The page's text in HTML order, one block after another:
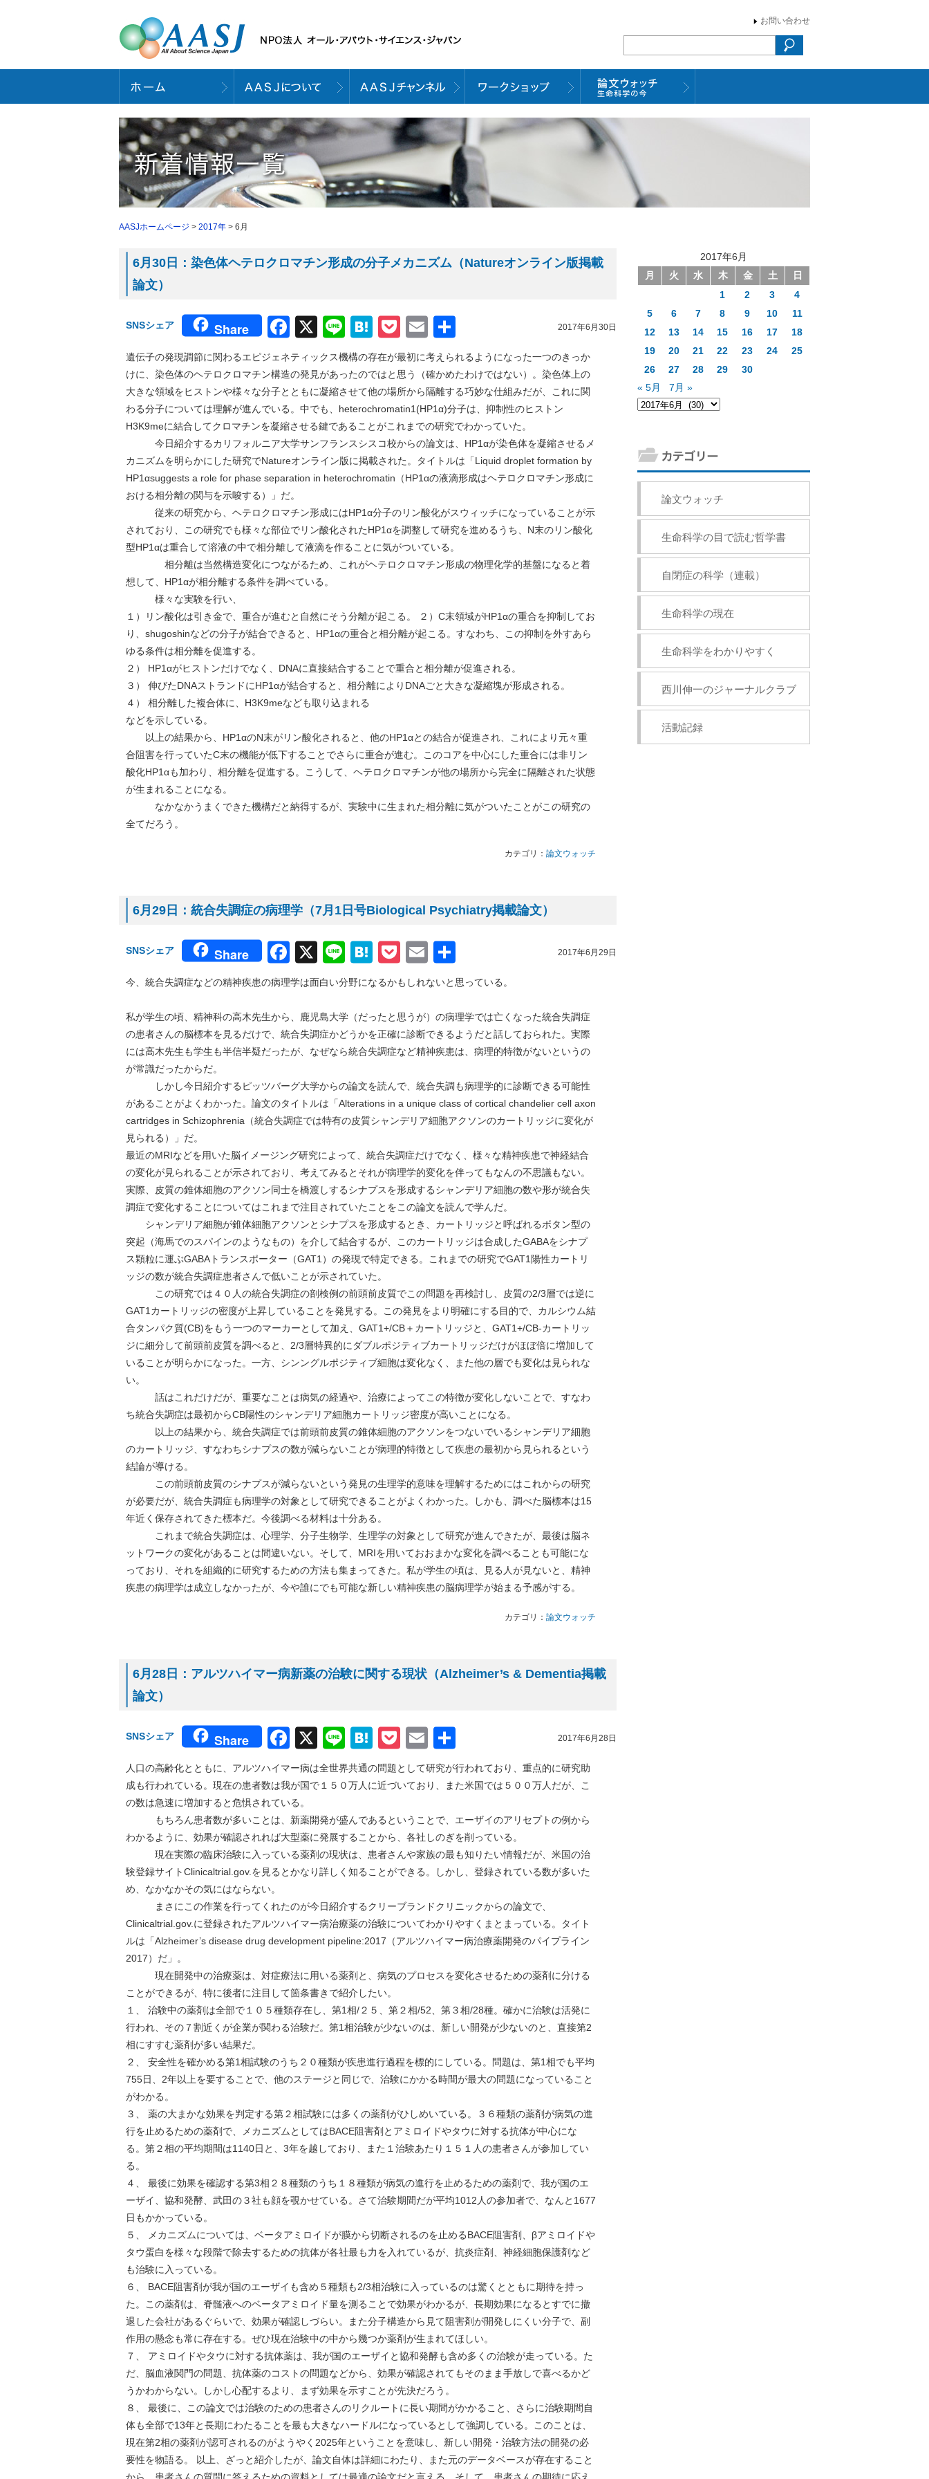
お問い合わせ
AASJホームページ > 2017年 > 6月
6月30日：染色体ヘテロクロマチン形成の分子メカニズム（Natureオンライン版掲載
論文）
2017年6月30日
SNSシェア Share Facebook
X LineHatena
Pocket
Email
有
遺伝子の発現調節に関わるエピジェネティックス機構の存在が最初に考えられるようになった一つのきっか
けに、染色体のヘテロクロマチン構造の発見があったのではと思う（確かめたわけではない）。染色体上の
大きな領域をヒストンや様々な分子とともに凝縮させて他の場所から隔離する巧妙な仕組みだが、これに関
わる分子については理解が進んでいる。中でも、heterochromatin1(HP1α)分子は、抑制性のヒストン
H3K9meに結合してクロマチンを凝縮させる鍵であることがこれまでの研究でわかっていた。
今日紹介するカリフォルニア大学サンフランスシスコ校からの論文は、HP1αが染色体を凝縮させるメ
カニズムを明らかにした研究でNatureオンライン版に掲載された。タイトルは「Liquid droplet formation by
HP1αsuggests a role for phase separation in heterochromatin（HP1αの液滴形成はヘテロクロマチン形成に
おける相分離の関与を示唆する）」だ。
従来の研究から、ヘテロクロマチン形成にはHP1α分子のリン酸化がスウィッチになっていることが示
されており、この研究でも様々な部位でリン酸化されたHP1αを調整して研究を進めるうち、N末のリン酸化
型HP1αは重合して溶液の中で相分離して液滴を作ることに気がついている。
相分離は当然構造変化につながるため、これがヘテロクロマチン形成の物理化学的基盤になると着
想して、HP1αが相分離する条件を調べている。
様々な実験を行い、
１）リン酸化は引き金で、重合が進むと自然にそう分離が起こる。 ２）C末領域がHP1αの重合を抑制してお
り、shugoshinなどの分子が結合できると、HP1αの重合と相分離が起こる。すなわち、この抑制を外すあら
ゆる条件は相分離を促進する。
２） HP1αがヒストンだけでなく、DNAに直接結合することで重合と相分離が促進される。
３） 伸びたDNAストランドにHP1αが結合すると、相分離によりDNAごと大きな凝縮塊が形成される。
４） 相分離した複合体に、H3K9meなども取り込まれる
などを示している。
以上の結果から、HP1αのN末がリン酸化されると、他のHP1αとの結合が促進され、これにより元々重
合阻害を行っていたC末の機能が低下することでさらに重合が進む。このコアを中心にした重合には非リン
酸化HP1αも加わり、相分離を促進する。こうして、ヘテロクロマチンが他の場所から完全に隔離された状態
が生まれることになる。
なかなかうまくできた機構だと納得するが、実験中に生まれた相分離に気がついたことがこの研究の
全てだろう。
カテゴリ： 論文ウォッチ
6月29日：統合失調症の病理学（7月1日号Biological Psychiatry掲載論文）
2017年6月29日
SNSシェア Share Facebook
X LineHatena
Pocket
Email
有
今、統合失調症などの精神疾患の病理学は面白い分野になるかもしれないと思っている。
私が学生の頃、精神科の高木先生から、鹿児島大学（だったと思うが）の病理学では亡くなった統合失調症
の患者さんの脳標本を見るだけで、統合失調症かどうかを正確に診断できるようだと話しておられた。実際
には高木先生も学生も半信半疑だったが、なぜなら統合失調症など精神疾患は、病理的特徴がないというの
が常識だったからだ。
しかし今日紹介するピッツバーグ大学からの論文を読んで、統合失調も病理学的に診断できる可能性
があることがよくわかった。論文のタイトルは「Alterations in a unique class of cortical chandelier cell axon
cartridges in Schizophrenia（統合失調症では特有の皮質シャンデリア細胞アクソンのカートリッジに変化が
見られる）」だ。
最近のMRIなどを用いた脳イメージング研究によって、統合失調症だけでなく、様々な精神疾患で神経結合
の変化が見られることが示されており、考えてみるとそれが病理学的変化を伴ってもなんの不思議もない。
実際、皮質の錐体細胞のアクソン同士を橋渡しするシナプスを形成するシャンデリア細胞の数や形が統合失
調症で変化することについてはこれまで注目されていたことをこの論文を読んで学んだ。
シャンデリア細胞が錐体細胞アクソンとシナプスを形成するとき、カートリッジと呼ばれるボタン型の
突起（海馬でのスパインのようなもの）を介して結合するが、このカートリッジは合成したGABAをシナプ
ス顆粒に運ぶGABAトランスポーター（GAT1）の発現で特定できる。これまでの研究でGAT1陽性カートリ
ッジの数が統合失調症患者さんで低いことが示されていた。
この研究では４０人の統合失調症の剖検例の前頭前皮質でこの問題を再検討し、皮質の2/3層では逆に
GAT1カートリッジの密度が上昇していることを発見する。この発見をより明確にする目的で、カルシウム結
合タンパク質(CB)をもう一つのマーカーとして加え、GAT1+/CB＋カートリッジと、GAT1+/CB-カートリッ
ジに細分して前頭前皮質を調べると、2/3層特異的にダブルポジティブカートリッジだけがほぼ倍に増加して
いることが明らかになった。一方、シンングルポジティブ細胞は変化なく、また他の層でも変化は見られな
い。
話はこれだけだが、重要なことは病気の経過や、治療によってこの特徴が変化しないことで、すなわ
ち統合失調症は最初からCB陽性のシャンデリア細胞カートリッジ密度が高いことになる。
以上の結果から、統合失調症では前頭前皮質の錐体細胞のアクソンをつないでいるシャンデリア細胞
のカートリッジ、すなわちシナプスの数が減らないことが病理的特徴として疾患の最初から見られるという
結論が導ける。
この前頭前皮質のシナプスが減らないという発見の生理学的意味を理解するためにはこれからの研究
が必要だが、統合失調症も病理学の対象として研究できることがよくわかった。しかも、調べた脳標本は15
年近く保存されてきた標本だ。今後調べる材料は十分ある。
これまで統合失調症は、心理学、分子生物学、生理学の対象として研究が進んできたが、最後は脳ネ
ットワークの変化があることは間違いない。そして、MRIを用いておおまかな変化を調べることも可能にな
っており、それを組織的に研究するための方法も集まってきた。私が学生の頃は、見る人が見ないと、精神
疾患の病理学は成立しなかったが、今や誰にでも可能な新しい精神疾患の脳病理学が始まる予感がする。
カテゴリ： 論文ウォッチ
6月28日：アルツハイマー病新薬の治験に関する現状（Alzheimer’s & Dementia掲載
論文）
2017年6月28日
SNSシェア Share Facebook
X LineHatena
Pocket
Email
有
人口の高齢化とともに、アルツハイマー病は全世界共通の問題として研究が行われており、重点的に研究助
成も行われている。現在の患者数は我が国で１５０万人に近づいており、また米国では５００万人だが、こ
の数は急速に増加すると危惧されている。
もちろん患者数が多いことは、新薬開発が盛んであるということで、エーザイのアリセプトの例から
わかるように、効果が確認されれば大型薬に発展することから、各社しのぎを削っている。
現在実際の臨床治験に入っている薬剤の現状は、患者さんや家族の最も知りたい情報だが、米国の治
験登録サイトClinicaltrial.gov.を見るとかなり詳しく知ることができる。しかし、登録されている数が多いた
め、なかなかその気にはならない。
まさにこの作業を行ってくれたのが今日紹介するクリーブランドクリニックからの論文で、
Clinicaltrial.gov.に登録されたアルツハイマー病治療薬の治験についてわかりやすくまとまっている。タイト
ルは「Alzheimer’s disease drug development pipeline:2017（アルツハイマー病治療薬開発のパイプライン
2017）だ」。
現在開発中の治療薬は、対症療法に用いる薬剤と、病気のプロセスを変化させるための薬剤に分ける
ことができるが、特に後者に注目して箇条書きで紹介したい。
１、 治験中の薬剤は全部で１０５種類存在し、第1相/２５、第２相/52、第３相/28種。確かに治験は活発に
行われ、その７割近くが企業が関わる治験だ。第1相治験が少ないのは、新しい開発が少ないのと、直接第2
相にすすむ薬剤が多い結果だ。
２、 安全性を確かめる第1相試験のうち２０種類が疾患進行過程を標的にしている。問題は、第1相でも平均
755日、2年以上を要することで、他のステージと同じで、治験にかかる時間が最大の問題になっていること
がわかる。
３、 薬の大まかな効果を判定する第２相試験には多くの薬剤がひしめいている。３６種類の薬剤が病気の進
行を止めるための薬剤で、メカニズムとしてはBACE阻害剤とアミロイドやタウに対する抗体が中心にな
る。第２相の平均期間は1140日と、3年を越しており、また１治験あたり１５１人の患者さんが参加してい
る。
４、 最後に効果を確認する第3相２８種類のうち１８種類が病気の進行を止めるための薬剤で、我が国のエ
ーザイ、協和発酵、武田の３社も顔を覗かせている。さて治験期間だが平均1012人の参加者で、なんと1677
日もかかっている。
５、 メカニズムについては、ベータアミロイドが膜から切断されるのを止めるBACE阻害剤、βアミロイドや
タウ蛋白を様々な段階で除去するための抗体が各社最も力を入れているが、抗炎症剤、神経細胞保護剤など
も治験に入っている。
６、 BACE阻害剤が我が国のエーザイも含め５種類も2/3相治験に入っているのは驚くとともに期待を持っ
た。この薬剤は、脊髄液へのベータアミロイド量を測ることで効果がわかるが、長期効果になるとすでに撤
退した会社があるぐらいで、効果が確認しづらい。また分子構造から見て阻害剤が開発しにくい分子で、副
作用の懸念も常に存在する。ぜひ現在治験中の中から幾つか薬剤が生まれてほしい。
７、 アミロイドやタウに対する抗体薬は、我が国のエーザイと協和発酵も含め多くの治験が走っている。た
だ、脳血液関門の問題、抗体薬のコストの問題などから、効果が確認されてもそのまま手放しで喜べるかど
うかわからない。しかし心配するより、まず効果を示すことが先決だろう。
８、 最後に、この論文では治験のための患者さんのリクルートに長い期間がかかること、さらに治験期間自
体も全部で13年と長期にわたることを最も大きなハードルになっているとして強調している。このことは、
現在第2相の薬剤が認可されるのがようやく2025年ということを意味し、新しい開発・治験方法の開発の必
要性を物語る。 以上、ざっと紹介したが、論文自体は詳細にわたり、また元のデータベースが存在すること
2017年6月
月
火 水 木 金 土
日
1
2 3
4
5
6 7 8 9 10
11
12
13 14 15 16 17
18
19
20 21 22 23 24
25
26
27 28 29
30
« 5月
7月 »
論文ウォッチ
生命科学の目で読む哲学書
自閉症の科学（連載）
生命科学の現在
生命科学をわかりやすく
西川伸一のジャーナルクラブ
活動記録